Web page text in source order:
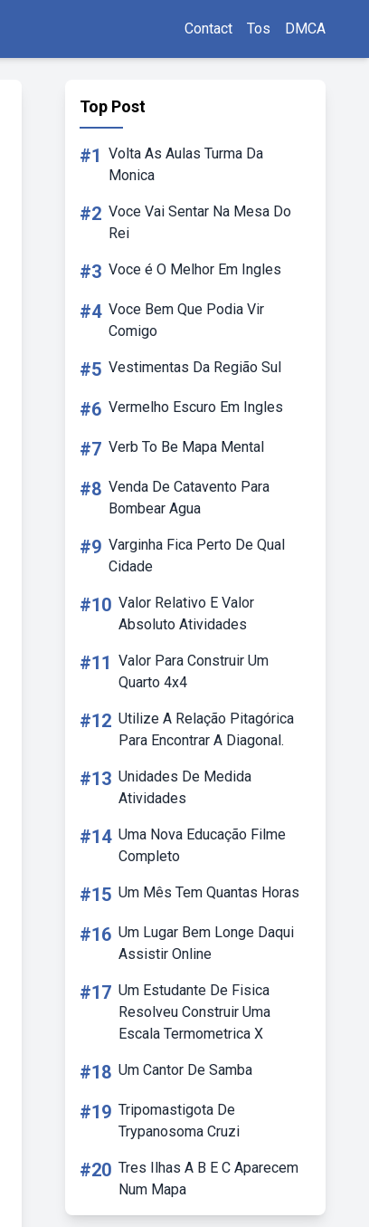
Contact Tos DMCA
Top Post
#1 Volta As Aulas Turma Da
Monica
#2 Voce Vai Sentar Na Mesa Do
Rei
#3 Voce é O Melhor Em Ingles
#4 Voce Bem Que Podia Vir
Comigo
#5 Vestimentas Da Região Sul
#6 Vermelho Escuro Em Ingles
#7 Verb To Be Mapa Mental
#8 Venda De Catavento Para
Bombear Agua
#9 Varginha Fica Perto De Qual
Cidade
#10 Valor Relativo E Valor
Absoluto Atividades
#11 Valor Para Construir Um
Quarto 4x4
#12 Utilize A Relação Pitagórica
Para Encontrar A Diagonal.
#13 Unidades De Medida
Atividades
#14 Uma Nova Educação Filme
Completo
#15 Um Mês Tem Quantas Horas
#16 Um Lugar Bem Longe Daqui
Assistir Online
#17 Um Estudante De Fisica
Resolveu Construir Uma
Escala Termometrica X
#18 Um Cantor De Samba
#19 Tripomastigota De
Trypanosoma Cruzi
#20 Tres Ilhas A B E C Aparecem
Num Mapa